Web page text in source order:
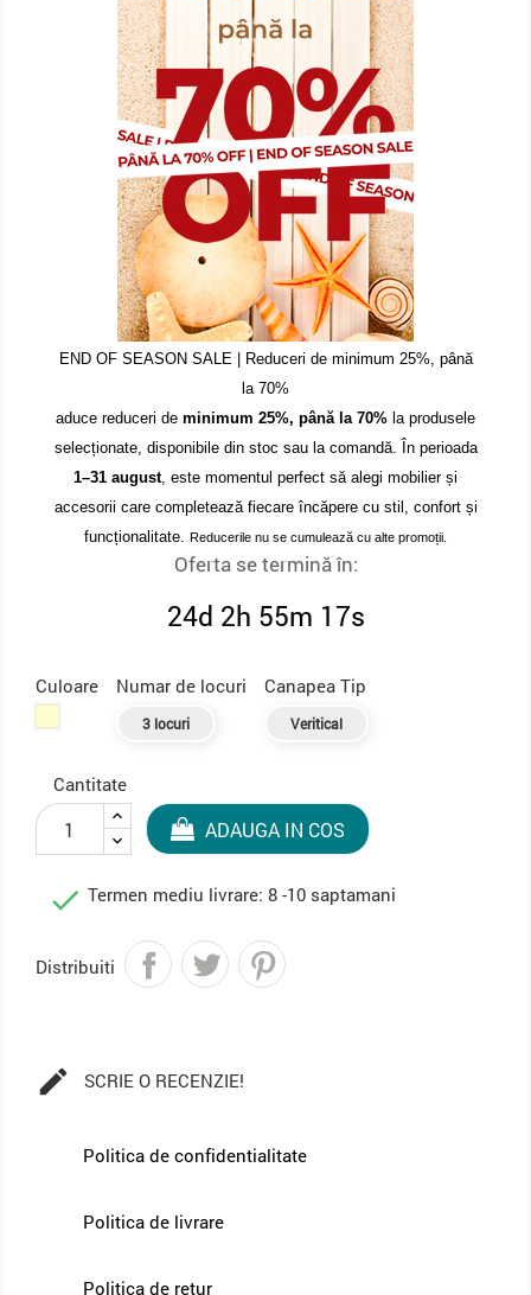
END OF SEASON SALE | Reduceri de minimum 25%, până
la 70%
aduce reduceri de minimum 25%, până la 70% la produsele
selecționate, disponibile din stoc sau la comandă. În perioada
1–31 august, este momentul perfect să alegi mobilier și
accesorii care completează fiecare încăpere cu stil, confort și
funcționalitate. Reducerile nu se cumulează cu alte promoții.
Oferta se termină în:
24d 2h 55m 17s
Culoare Numar de locuri
3 locuri
Canapea Tip
Veritical
Cantitate
ADAUGA IN COS
 Termen mediu livrare: 8 -10 saptamani
Distribuiti
 SCRIE O RECENZIE!
Politica de confidentialitate
Politica de livrare
Politica de retur